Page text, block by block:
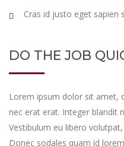
Cras id justo eget sapien
DO THE JOB
Lorem ipsum dolor sit amet,
nec erat erat. Integer blandit
Vestibulum eu libero
Donec sodales quam id